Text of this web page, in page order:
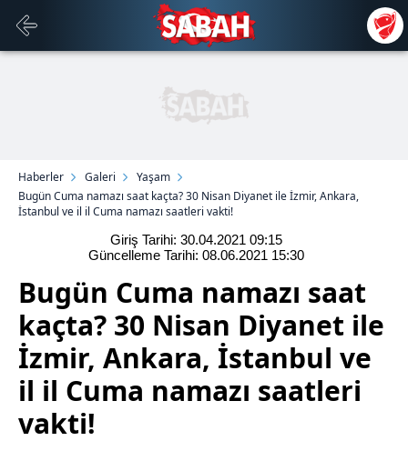
Haberler Galeri
Yaşam
Bugün Cuma namazı saat kaçta? 30 Nisan Diyanet ile İzmir, Ankara,
İstanbul ve il il Cuma namazı saatleri vakti!
Giriş Tarihi: 30.04.2021 09:15
Güncelleme Tarihi: 08.06.2021 15:30
Bugün Cuma namazı saat
kaçta? 30 Nisan Diyanet ile
İzmir, Ankara, İstanbul ve
il il Cuma namazı saatleri
vakti!